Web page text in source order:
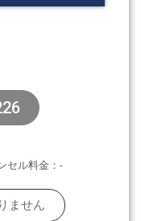
セル料金：-
ません